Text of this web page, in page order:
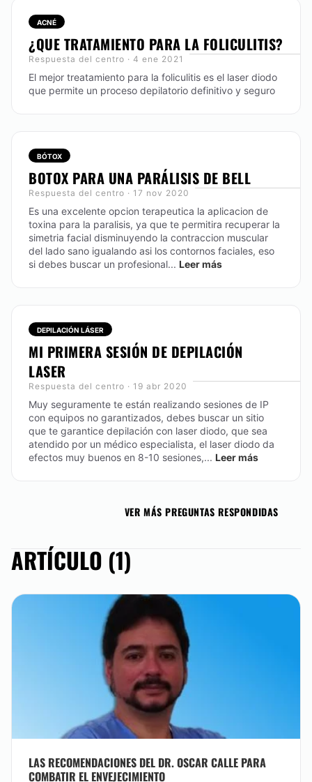
ACNÉ
¿QUE TRATAMIENTO PARA LA FOLICULITIS?
Respuesta del centro · 4 ene 2021
El mejor treatamiento para la foliculitis es el laser diodo
que permite un proceso depilatorio definitivo y seguro
BÓTOX
BOTOX PARA UNA PARÁLISIS DE BELL
Respuesta del centro · 17 nov 2020
Es una excelente opcion terapeutica la aplicacion de
toxina para la paralisis, ya que te permitira recuperar la
simetria facial disminuyendo la contraccion muscular
del lado sano igualando asi los contornos faciales, eso
si debes buscar un profesional... Leer más
DEPILACIÓN LÁSER
MI PRIMERA SESIÓN DE DEPILACIÓN
LASER
Respuesta del centro · 19 abr 2020
Muy seguramente te están realizando sesiones de IP
con equipos no garantizados, debes buscar un sitio
que te garantice depilación con laser diodo, que sea
atendido por un médico especialista, el laser diodo da
efectos muy buenos en 8-10 sesiones,... Leer más
VER MÁS PREGUNTAS RESPONDIDAS
ARTÍCULO (1)
LAS RECOMENDACIONES DEL DR. OSCAR CALLE PARA
COMBATIR EL ENVEJECIMIENTO